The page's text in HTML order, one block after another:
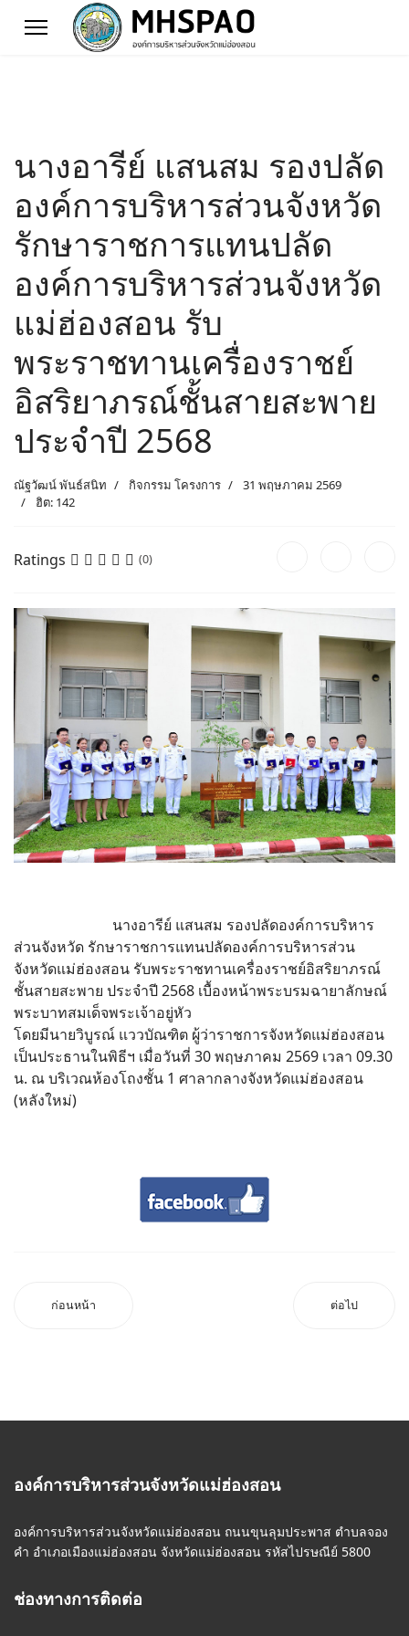
นางอารีย์ แสนสม รองปลัด
องค์การบริหารส่วนจังหวัด
รักษาราชการแทนปลัด
องค์การบริหารส่วนจังหวัด
แม่ฮ่องสอน รับ
พระราชทานเครื่องราชย์
อิสริยาภรณ์ชั้นสายสะพาย
ประจำปี 2568
ณัฐวัฒน์ พันธ์สนิท กิจกรรม โครงการ
31 พฤษภาคม 2569
ฮิต: 142
Ratings (0)
นางอารีย์ แสนสม รองปลัดองค์การบริหาร
ส่วนจังหวัด รักษาราชการแทนปลัดองค์การบริหารส่วน
จังหวัดแม่ฮ่องสอน รับพระราชทานเครื่องราชย์อิสริยาภรณ์
ชั้นสายสะพาย ประจำปี 2568 เบื้องหน้าพระบรมฉายาลักษณ์
พระบาทสมเด็จพระเจ้าอยู่หัว
โดยมีนายวิบูรณ์ แววบัณฑิต ผู้ว่าราชการจังหวัดแม่ฮ่องสอน
เป็นประธานในพิธีฯ เมื่อวันที่ 30 พฤษภาคม 2569 เวลา 09.30
น. ณ บริเวณห้องโถงชั้น 1 ศาลากลางจังหวัดแม่ฮ่องสอน
(หลังใหม่)
ก่อนหน้า ต่อไป
องค์การบริหารส่วนจังหวัดแม่ฮ่องสอน
องค์การบริหารส่วนจังหวัดแม่ฮ่องสอน ถนนขุนลุมประพาส ตำบลจอง
คำ อำเภอเมืองแม่ฮ่องสอน จังหวัดแม่ฮ่องสอน รหัสไปรษณีย์ 5800
ช่องทางการติดต่อ